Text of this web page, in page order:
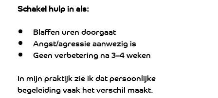
Schakel hulp in als:
Blaffen uren doorgaat
Angst/agressie aanwezig is
Geen verbetering na 3–4 weken
In mijn praktijk zie ik dat persoonlijke
begeleiding vaak het verschil maakt.